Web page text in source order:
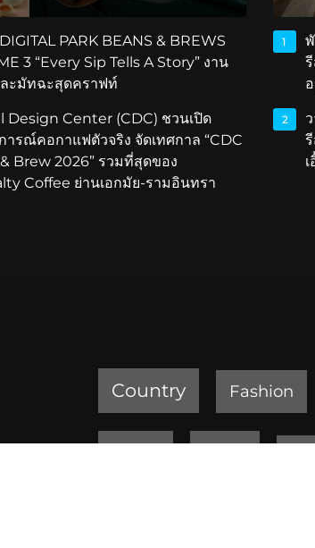
PARK BEANS & BREWS
3 “Every Sip Tells A Story” งาน
ะมัทฉะสุดคราฟท์
Design Center (CDC) ชวนเปิด
ารณ์คอกาแฟตัวจริง จัดเทศกาล “CDC
Brew 2026” รวมที่สุดของ
Coffee ย่านเอกมัย-รามอินทรา
1
2
Country Fashion